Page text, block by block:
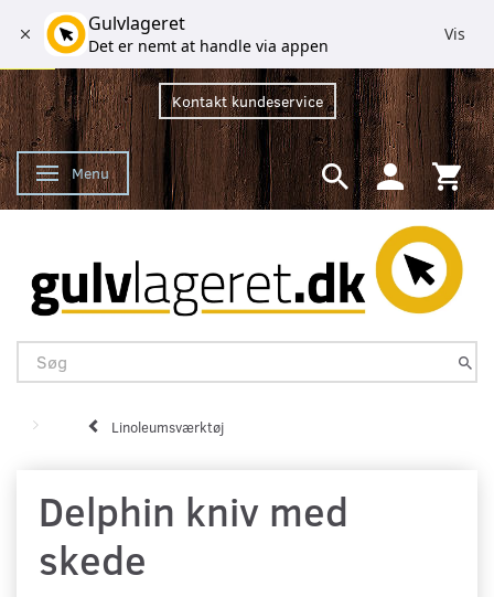
Kontakt kundeservice
Skifte navigation
Menu
Linoleumsværktøj
Delphin kniv med
skede
Gulvlageret
Det er nemt at handle via appen
Vis